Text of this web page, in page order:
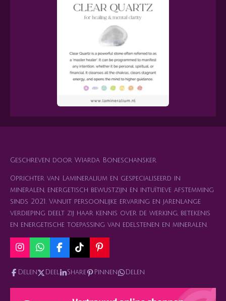
Geschreven door Wiarda Boneschansker
Oprichter van Lamineralium en gespecialiseerd in
mineralen, energetisch bewustzijn en intuïtieve afstemming
sinds 2021. Vanuit persoonlijke ervaring en jarenlange
verdieping deelt zij haar kennis over de werking, betekenis
en energetische toepassing van edelstenen en mineralen.
I
n
s
a
W
h
a
t
s
F
a
c
e
b
T
i
k
o
P
i
n
e
Delen Deel Share Pinnen Delen